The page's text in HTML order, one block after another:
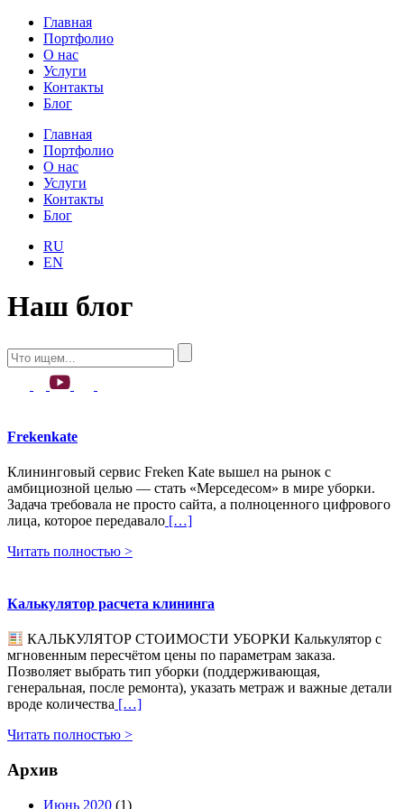
Главная
Портфолио
О нас
Услуги
Контакты
Блог
Главная
Портфолио
О нас
Услуги
Контакты
Блог
RU
EN
Наш блог
Frekenkate
Клининговый сервис Freken Kate вышел на рынок с
амбициозной целью — стать «Мерседесом» в мире уборки.
Задача требовала не просто сайта, а полноценного цифрового
лица, которое передавало […]
Читать полностью >
Калькулятор расчета клининга
КАЛЬКУЛЯТОР СТОИМОСТИ УБОРКИ Калькулятор с
мгновенным пересчётом цены по параметрам заказа.
Позволяет выбрать тип уборки (поддерживающая,
генеральная, после ремонта), указать метраж и важные детали
вроде количества […]
Читать полностью >
Архив
Июнь 2020 (1)